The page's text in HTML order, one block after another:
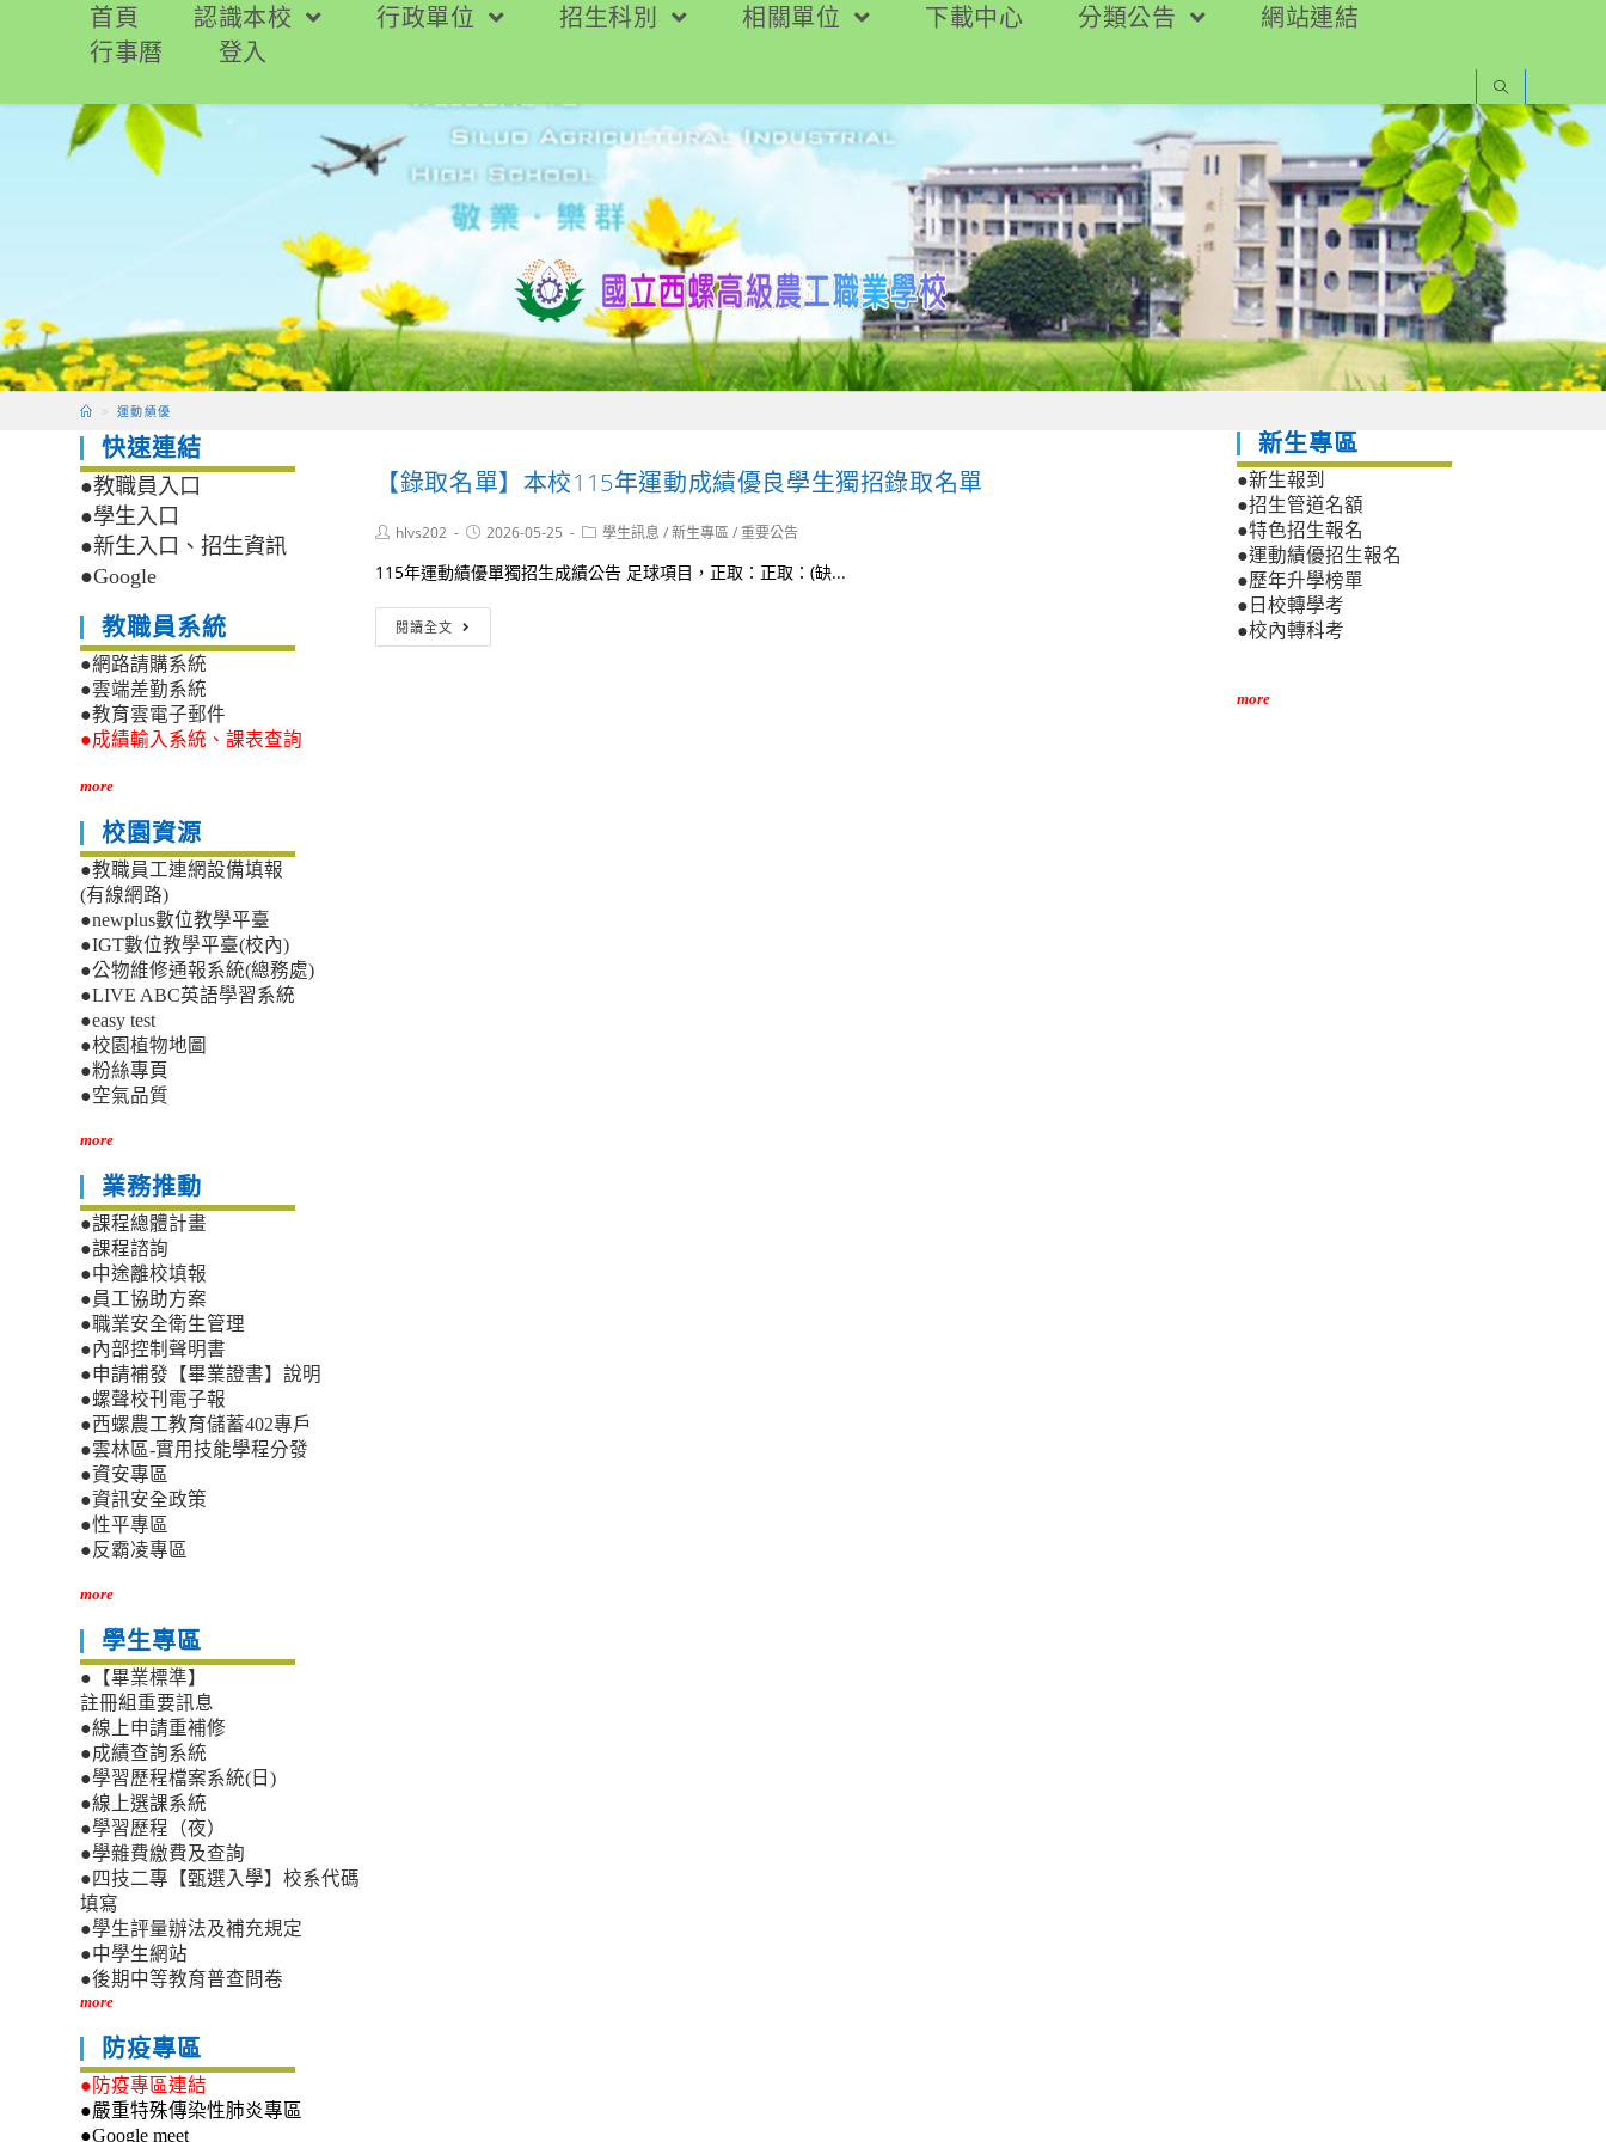
要
首頁 認識本校 行政單位 招生科別 相關單位 下載中心 分類公告
網站連結
行事曆
登入
> 運動績優
【錄取名單】本校115年運動成績優良學生獨招錄取名單
Posthlvs202
Post2026-05-25
Post學生訊息 /新生專區/重要公告
115年運動績優單獨招生成績公告 足球項目，正取：正取：(缺...
閱讀全文
快速連結
●教職員入口
●學生入口
●新生入口、招生資訊
●Google
教職員系統
●網路請購系統
●雲端差勤系統
●教育雲電子郵件
●成績輸入系統、課表查詢
more
校園資源
●教職員工連網設備填報
(有線網路)
●newplus數位教學平臺
●IGT數位教學平臺(校內)
●公物維修通報系統(總務處)
●LIVE ABC英語學習系統
●easy test
●校園植物地圖
●粉絲專頁
●空氣品質
more
業務推動
●課程總體計畫
●課程諮詢
●中途離校填報
●員工協助方案
●職業安全衛生管理
●內部控制聲明書
●申請補發【畢業證書】說明
●螺聲校刊電子報
●西螺農工教育儲蓄402專戶
●雲林區-實用技能學程分發
●資安專區
●資訊安全政策
●性平專區
●反霸凌專區
more
學生專區
●【畢業標準】
註冊組重要訊息
●線上申請重補修
●成績查詢系統
●學習歷程檔案系統(日)
●線上選課系統
●學習歷程（夜）
●學雜費繳費及查詢
●四技二專【甄選入學】校系代碼
填寫
●學生評量辦法及補充規定
●中學生網站
●後期中等教育普查問卷
more
防疫專區
●防疫專區連結
●嚴重特殊傳染性肺炎專區
●Google meet
新生專區
●新生報到
●招生管道名額
●特色招生報名
●運動績優招生報名
●歷年升學榜單
●日校轉學考
●校內轉科考
more